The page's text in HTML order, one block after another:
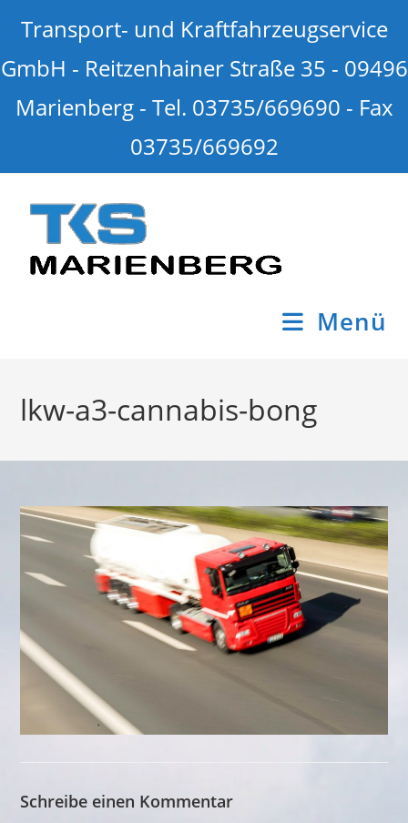
Transport- und Kraftfahrzeugservice
GmbH - Reitzenhainer Straße 35 - 09496
Marienberg - Tel. 03735/669690 - Fax
03735/669692
Menü
lkw-a3-cannabis-bong
Schreibe einen Kommentar